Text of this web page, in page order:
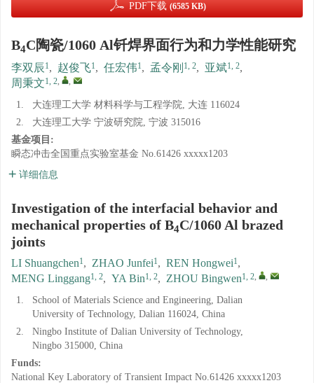
PDF下载 (6585 KB)
B4C陶瓷/1060 Al钎焊界面行为和力学性能研究
李双辰1, 赵俊飞1, 任宏伟1, 孟令刚 1, 2, 亚斌1, 2,
周秉文1, 2, ,
1.
大连理工大学 材料科学与工程学院, 大连 116024
2.
大连理工大学 宁波研究院, 宁波 315016
基金项目:
瞬态冲击全国重点实验室基金 No.61426 xxxxx1203
详细信息
Investigation of the interfacial behavior and
mechanical properties of B4C/1060 Al brazed
joints
LI Shuangchen1, ZHAO Junfei1, REN Hongwei1,
MENG Linggang1, 2, YA Bin1, 2, ZHOU Bingwen1, 2, ,
1.
School of Materials Science and Engineering, Dalian
University of Technology, Dalian 116024, China
2.
Ningbo Institute of Dalian University of Technology,
Ningbo 315000, China
Funds:
National Key Laboratory of Transient Impact No.61426 xxxxx1203